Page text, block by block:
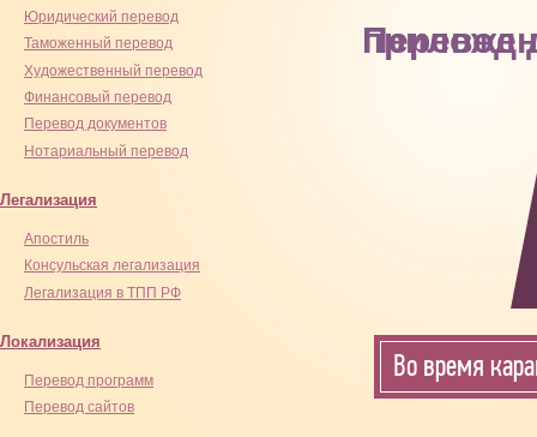
Юридический перевод
Таможенный перевод
Художественный перевод
Финансовый перевод
Перевод документов
Нотариальный перевод
Легализация
Апостиль
Консульская легализация
Легализация в ТПП РФ
Локализация
Перевод программ
Перевод сайтов
Перевод диплома и
Во время